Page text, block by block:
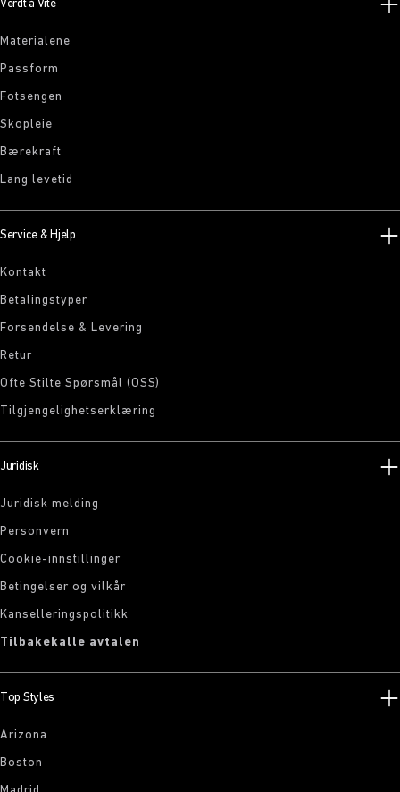
Verdt å Vite
Materialene
Passform
Fotsengen
Skopleie
Bærekraft
Lang levetid
Service & Hjelp
Kontakt
Betalingstyper
Forsendelse & Levering
Retur
Ofte Stilte Spørsmål (OSS)
Tilgjengelighetserklæring
Juridisk
Juridisk melding
Personvern
Cookie-innstillinger
Betingelser og vilkår
Kanselleringspolitikk
Tilbakekalle avtalen
Top Styles
Arizona
Boston